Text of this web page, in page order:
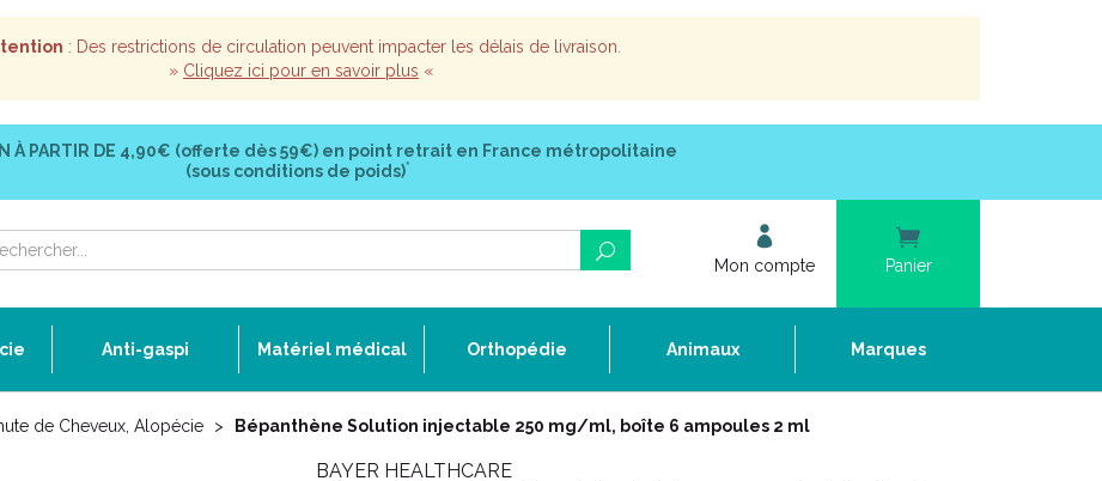
: Des restrictions de circulation peuvent impacter les délais de livraison.
» Cliquez ici pour en savoir plus «
À PARTIR DE 4,90€ (offerte dès 59€) en point retrait en France métropolitaine
(sous conditions de poids)*
Mon compte Panier
Anti-gaspi Matériel médical Orthopédie Animaux Marques
de Cheveux, Alopécie Bépanthène Solution injectable 250 mg/ml, boîte 6 ampoules 2 ml
BAYER HEALTHCARE